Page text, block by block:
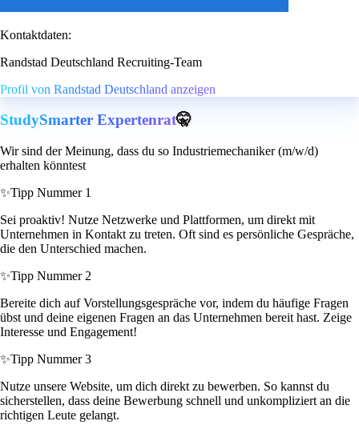
Kontaktdaten:
Randstad Deutschland Recruiting-Team
Profil von Randstad Deutschland anzeigen
StudySmarter Expertenrat🤫
Wir sind der Meinung, dass du so Industriemechaniker (m/w/d)
erhalten könntest
✨Tipp Nummer 1
Sei proaktiv! Nutze Netzwerke und Plattformen, um direkt mit
Unternehmen in Kontakt zu treten. Oft sind es persönliche Gespräche,
die den Unterschied machen.
✨Tipp Nummer 2
Bereite dich auf Vorstellungsgespräche vor, indem du häufige Fragen
übst und deine eigenen Fragen an das Unternehmen bereit hast. Zeige
Interesse und Engagement!
✨Tipp Nummer 3
Nutze unsere Website, um dich direkt zu bewerben. So kannst du
sicherstellen, dass deine Bewerbung schnell und unkompliziert an die
richtigen Leute gelangt.